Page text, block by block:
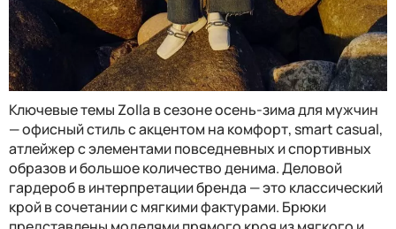
Ключевые темы Zolla в сезоне осень-зима для мужчин
— офисный стиль с акцентом на комфорт, smart casual,
атлейжер с элементами повседневных и спортивных
образов и большое количество денима. Деловой
гардероб в интерпретации бренда — это классический
крой в сочетании с мягкими фактурами. Брюки